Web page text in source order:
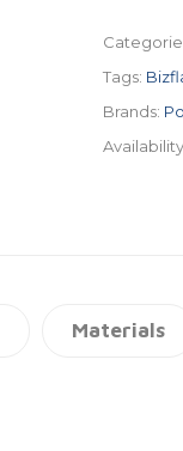
Tags:
Brands:
Materials